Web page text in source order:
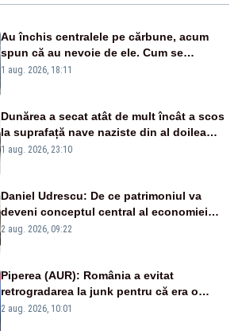
Au închis centralele pe cărbune, acum
spun că au nevoie de ele. Cum se
pasează vina în plină criză energetică
1 aug. 2026, 18:11
Dunărea a secat atât de mult încât a scos
la suprafață nave naziste din al doilea
război mondial
1 aug. 2026, 23:10
Daniel Udrescu: De ce patrimoniul va
deveni conceptul central al economiei
viitoare?
2 aug. 2026, 09:22
Piperea (AUR): România a evitat
retrogradarea la junk pentru că era o
catastrofă pentru bănci și fondurile de
2 aug. 2026, 10:01